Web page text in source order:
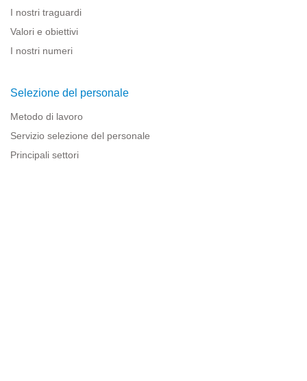
I nostri traguardi
Valori e obiettivi
I nostri numeri
Selezione del personale
Metodo di lavoro
Servizio selezione del personale
Principali settori